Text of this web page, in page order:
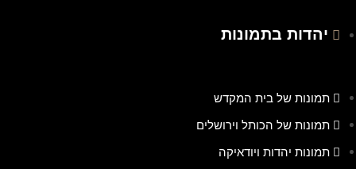
יהדות בתמונות
תמונות של בית המקדש
תמונות של הכותל וירושלים
תמונות יהדות ויודאיקה